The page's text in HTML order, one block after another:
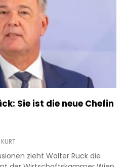
Sie ist die neue Chefin
zieht Walter Ruck die